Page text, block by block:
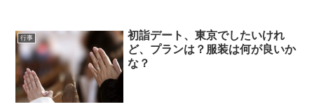
行事
初詣デート、東京でしたいけれ
ど、プランは？服装は何が良いか
な？